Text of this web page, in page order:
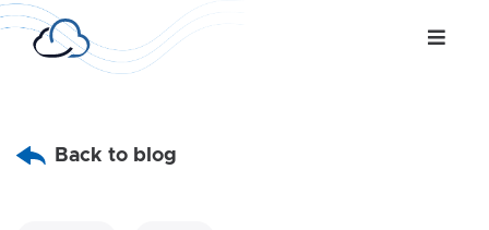
Back to blog